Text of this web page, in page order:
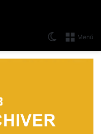
Menú
Switch skin